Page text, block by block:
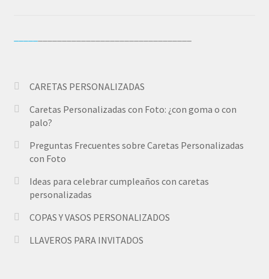
CARETAS PERSONALIZADAS
Caretas Personalizadas con Foto: ¿con goma o con
palo?
Preguntas Frecuentes sobre Caretas Personalizadas
con Foto
Ideas para celebrar cumpleaños con caretas
personalizadas
COPAS Y VASOS PERSONALIZADOS
LLAVEROS PARA INVITADOS